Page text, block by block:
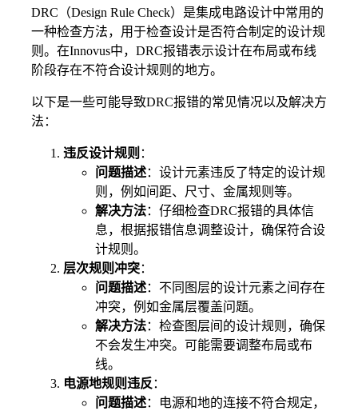
DRC（Design Rule Check）是集成电路设计中常用的
一种检查方法，用于检查设计是否符合制定的设计规
则。在Innovus中，DRC报错表示设计在布局或布线
阶段存在不符合设计规则的地方。
以下是一些可能导致DRC报错的常见情况以及解决方
法：
违反设计规则 ：
问题描述：设计元素违反了特定的设计规
则，例如间距、尺寸、金属规则等。
解决方法：仔细检查DRC报错的具体信
息，根据报错信息调整设计，确保符合设
计规则。
层次规则冲突：
问题描述：不同图层的设计元素之间存在
冲突，例如金属层覆盖问题。
解决方法：检查图层间的设计规则，确保
不会发生冲突。可能需要调整布局或布
线。
电源地规则违反 ：
问题描述：电源和地的连接不符合规定，